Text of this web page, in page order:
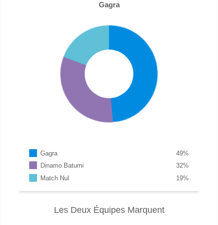
Gagra
Gagra %
49
Dinamo Batumi
%
32
Match Nul
%
19
Les Deux Équipes Marquent